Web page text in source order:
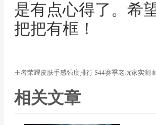
是有点心得了。希
把把有框！
王者荣耀皮肤手感强度排行 S44赛季老玩家实测
相关文章